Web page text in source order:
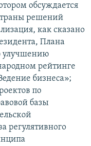
обсуждается
решений
как сказано
Плана
улучшению
рейтинге
бизнеса»;
по
базы
регулятивного